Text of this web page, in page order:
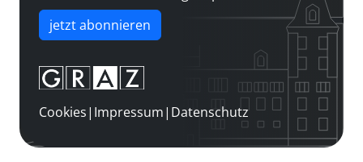
jetzt abonnieren
Cookies| Impressum| Datenschutz